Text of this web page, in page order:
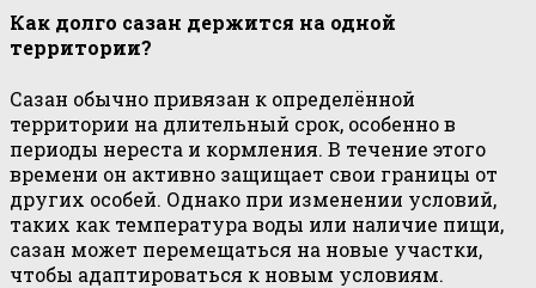
Как долго сазан держится на одной
территории?
Сазан обычно привязан к определённой
территории на длительный срок, особенно в
периоды нереста и кормления. В течение этого
времени он активно защищает свои границы от
других особей. Однако при изменении условий,
таких как температура воды или наличие пищи,
сазан может перемещаться на новые участки,
чтобы адаптироваться к новым условиям.